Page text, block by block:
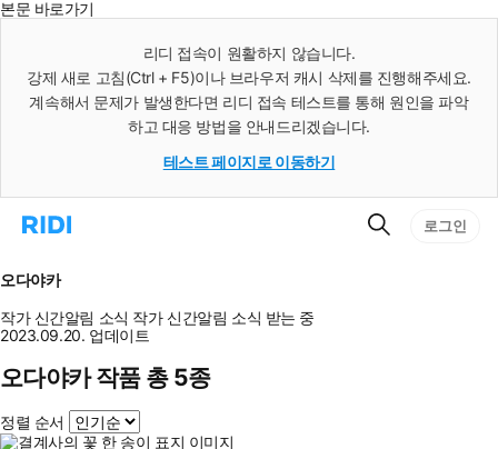
본문 바로가기
리디 접속이 원활하지 않습니다.
강제 새로 고침(Ctrl + F5)이나 브라우저 캐시 삭제를 진행해주세요.
계속해서 문제가 발생한다면 리디 접속 테스트를 통해 원인을 파악
하고 대응 방법을 안내드리겠습니다.
테스트 페이지로 이동하기
리
으
로
이
동
검
로그인
오다야카
작가 신간알림 소식 작가 신간알림 소식 받는 중
2023.09.20. 업데이트
오다야카 작품 총 5종
정렬 순서